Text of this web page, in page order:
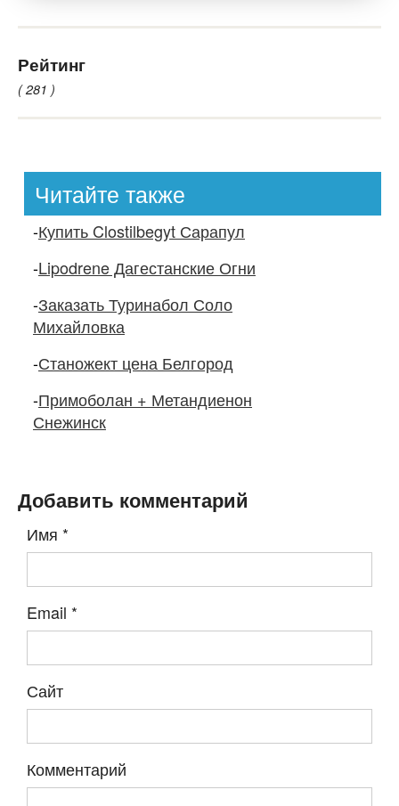
Рейтинг
( 281 )
Читайте также
-Купить Clostilbegyt Сарапул
-Lipodrene Дагестанские Огни
-Заказать Туринабол Соло
Михайловка
-Станожект цена Белгород
-Примоболан + Метандиенон
Снежинск
Добавить комментарий
Имя *
Email *
Сайт
Комментарий